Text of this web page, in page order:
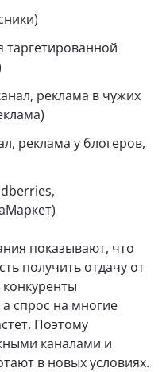
таргетированной
реклама в чужих
реклама у блогеров,
показывают, что
получить отдачу от
спрос на многие
Поэтому
каналами и
в новых условиях.